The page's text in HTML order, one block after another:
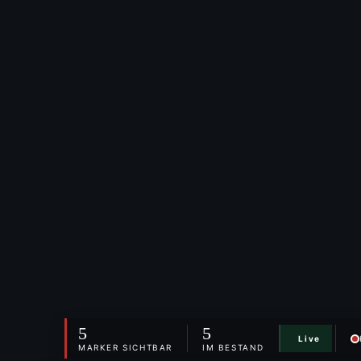
5
MARKER SICHTBAR
5
IM BESTAND
Live